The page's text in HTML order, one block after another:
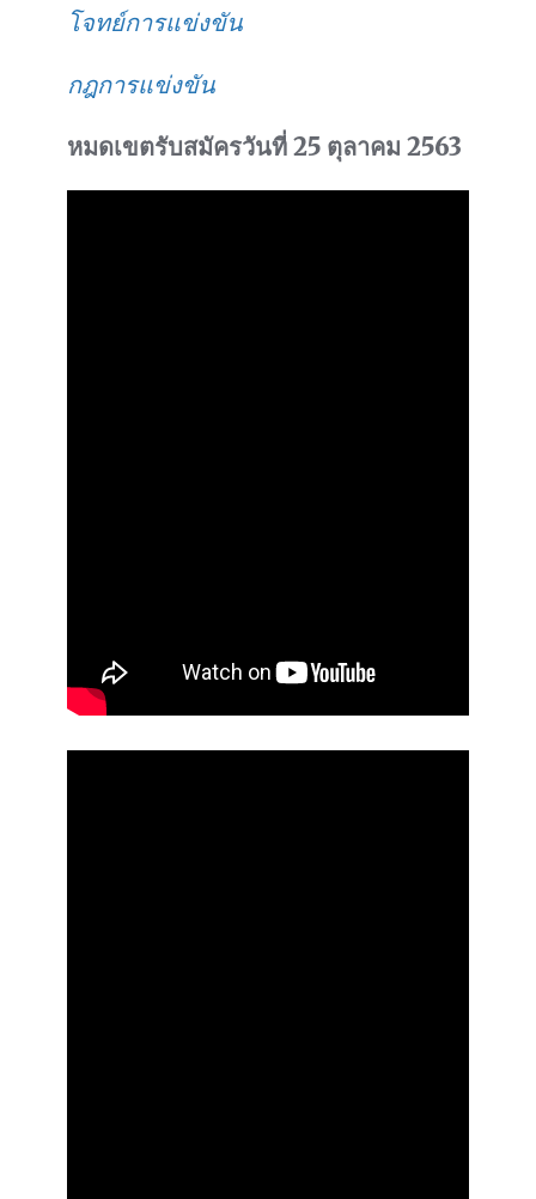
โจทย์การแข่งขัน
กฎการแข่งขัน
หมดเขตรับสมัครวันที่ 25 ตุลาคม 2563